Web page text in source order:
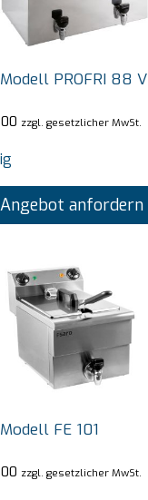
PROFRI 88 V
zzgl. gesetzlicher MwSt.
Angebot anfordern
FE 101
zzgl. gesetzlicher MwSt.